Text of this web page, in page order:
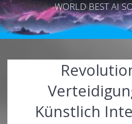
WORLD BEST AI
Künstlich